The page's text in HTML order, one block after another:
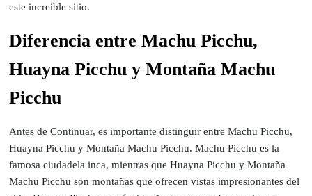
este increíble sitio.
Diferencia entre Machu Picchu,
Huayna Picchu y Montaña Machu
Picchu
Antes de Continuar, es importante distinguir entre Machu Picchu,
Huayna Picchu y Montaña Machu Picchu. Machu Picchu es la
famosa ciudadela inca, mientras que Huayna Picchu y Montaña
Machu Picchu son montañas que ofrecen vistas impresionantes del